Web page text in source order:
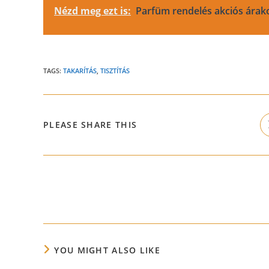
Nézd meg ezt is: Parfüm rendelés akciós
TAGS: TAKARÍTÁS, TISZTÍTÁS
PLEASE SHARE THIS
YOU MIGHT ALSO LIKE